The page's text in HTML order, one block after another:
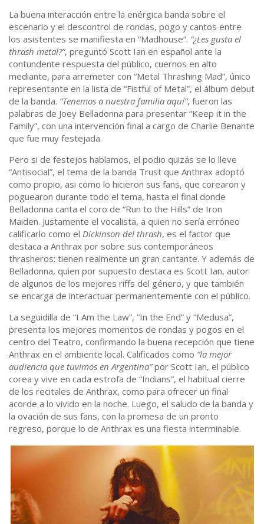
La buena interacción entre la enérgica banda sobre el
escenario y el descontrol de rondas, pogo y cantos entre
los asistentes se manifiesta en “Madhouse”. “¿Les gusta el
thrash metal?”, preguntó Scott Ian en español ante la
contundente respuesta del público, cuernos en alto
mediante, para arremeter con “Metal Thrashing Mad”, único
representante en la lista de “Fistful of Metal”, el álbum debut
de la banda. “Tenemos a nuestra familia aquí”, fueron las
palabras de Joey Belladonna para presentar “Keep it in the
Family”, con una intervención final a cargo de Charlie Benante
que fue muy festejada.
Pero si de festejos hablamos, el podio quizás se lo lleve
“Antisocial”, el tema de la banda Trust que Anthrax adoptó
como propio, asi como lo hicieron sus fans, que corearon y
poguearon durante todo el tema, hasta el final donde
Belladonna canta el coro de “Run to the Hills” de Iron
Maiden. Justamente el vocalista, a quien no sería erróneo
calificarlo como el Dickinson del thrash, es el factor que
destaca a Anthrax por sobre sus contemporáneos
thrasheros: tienen realmente un gran cantante. Y además de
Belladonna, quien por supuesto destaca es Scott Ian, autor
de algunos de los mejores riffs del género, y que también
se encarga de interactuar permanentemente con el público.
La seguidilla de “I Am the Law”, “In the End” y “Medusa”,
presenta los mejores momentos de rondas y pogos en el
centro del Teatro, confirmando la buena recepción que tiene
Anthrax en el ambiente local. Calificados como “la mejor
audiencia que tuvimos en Argentina”por Scott Ian, el público
corea y vive en cada estrofa de “Indians”, el habitual cierre
de los recitales de Anthrax, como para ofrecer un final
acorde a lo vivido en la noche. Luego, el saludo de la banda y
la ovación de sus fans, con la promesa de un pronto
regreso, porque lo de Anthrax es una fiesta interminable.